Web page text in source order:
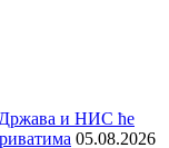
и НИС ће
05.08.2026